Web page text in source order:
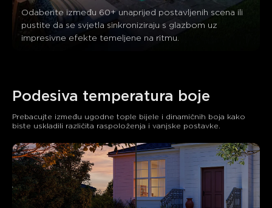
Odaberite između 60+ unaprijed postavljenih scena ili
pustite da se svjetla sinkroniziraju s glazbom uz
impresivne efekte temeljene na ritmu.
Podesiva temperatura boje
Prebacujte između ugodne tople bijele i dinamičnih boja kako
biste uskladili različita raspoloženja i vanjske postavke.